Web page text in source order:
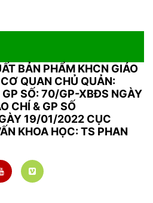
BẢN PHẨM KHCN GIÁO
CƠ QUAN CHỦ QUẢN:
SỐ: 70/GP-XBĐS NGÀY
CHÍ & GP SỐ
19/01/2022 CỤC
KHOA HỌC: TS PHAN